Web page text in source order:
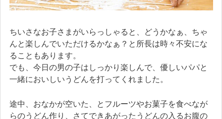
ちいさなお子さまがいらっしゃると、どうかなぁ、ちゃ
んと楽しんでいただけるかなぁ？と所長は時々不安にな
ることもあります。
でも、今日の男の子はしっかり楽しんで、優しいパパと
一緒においしいうどんを打ってくれました。
途中、おなかが空いた、とフルーツやお菓子を食べなが
らのうどん作り、さてできあがったうどんの入るお腹の